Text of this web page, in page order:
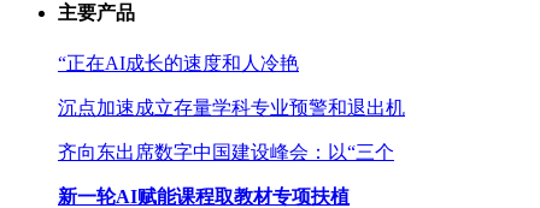
主要产品
“正在AI成长的速度和人冷艳
沉点加速成立存量学科专业预警和退出机
齐向东出席数字中国建设峰会：以“三个
新一轮AI赋能课程取教材专项扶植